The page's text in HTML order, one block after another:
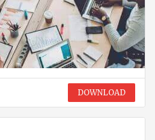
DOWNLOAD